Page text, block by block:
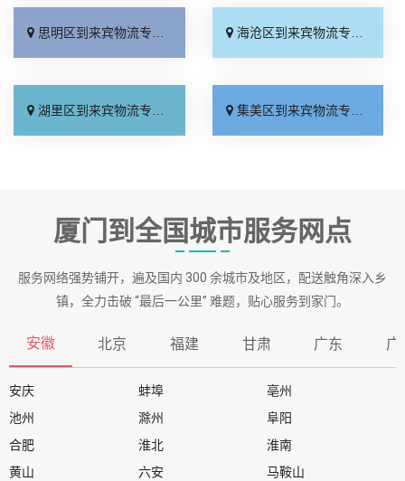
思明区到来宾物流专线_几天到达「费用多少」 海沧区到来宾物流专线_放心物流「定点发车」
湖里区到来宾物流专线_托运省心「全境派送」 集美区到来宾物流专线_送货上门「价位合理」
厦门到全国城市服务网点
服务网络强势铺开，遍及国内 300 余城市及地区，配送触角深入乡
镇，全力击破 “最后一公里” 难题，贴心服务到家门。
安徽 北京 福建 甘肃 广东 广
安庆 蚌埠
亳州
池州
滁州
阜阳
合肥
淮北
淮南
黄山
六安
马鞍山